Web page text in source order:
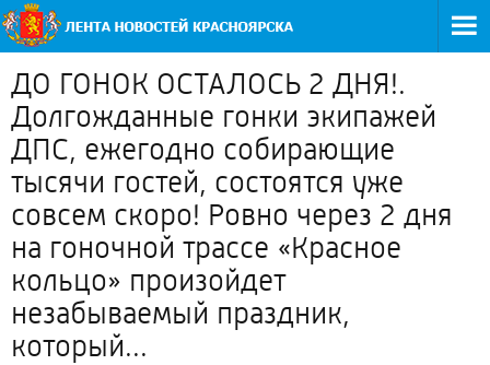
ДО ГОНОК ОСТАЛОСЬ 2 ДНЯ!.
Долгожданные гонки экипажей
ДПС, ежегодно собирающие
тысячи гостей, состоятся уже
совсем скоро! Ровно через 2 дня
на гоночной трассе «Красное
кольцо» произойдет
незабываемый праздник,
который...